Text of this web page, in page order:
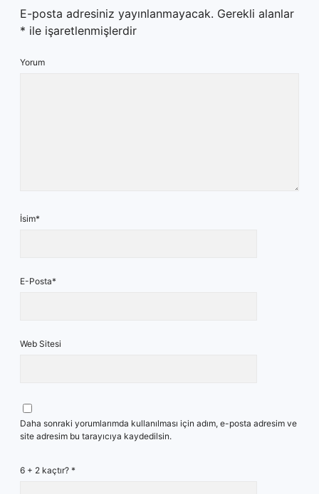
E-posta adresiniz yayınlanmayacak. Gerekli alanlar
* ile işaretlenmişlerdir
Yorum
İsim*
E-Posta*
Web Sitesi
Daha sonraki yorumlarımda kullanılması için adım, e-posta adresim ve
site adresim bu tarayıcıya kaydedilsin.
6 + 2 kaçtır? *